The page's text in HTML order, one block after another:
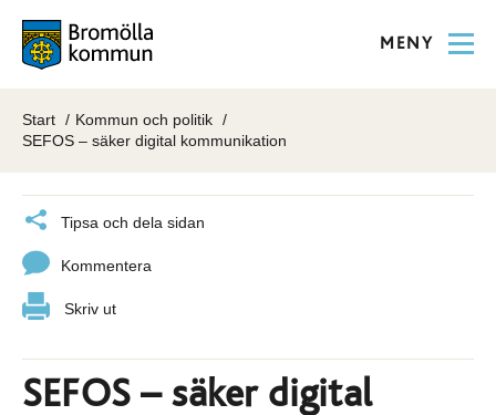
MENY
Start
Kommun och politik
SEFOS – säker digital kommunikation
Tipsa och dela sidan
Kommentera
Skriv ut
SEFOS – säker digital